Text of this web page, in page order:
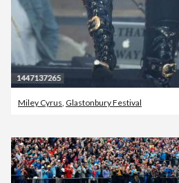
Miley Cyrus, Glastonbury Festival